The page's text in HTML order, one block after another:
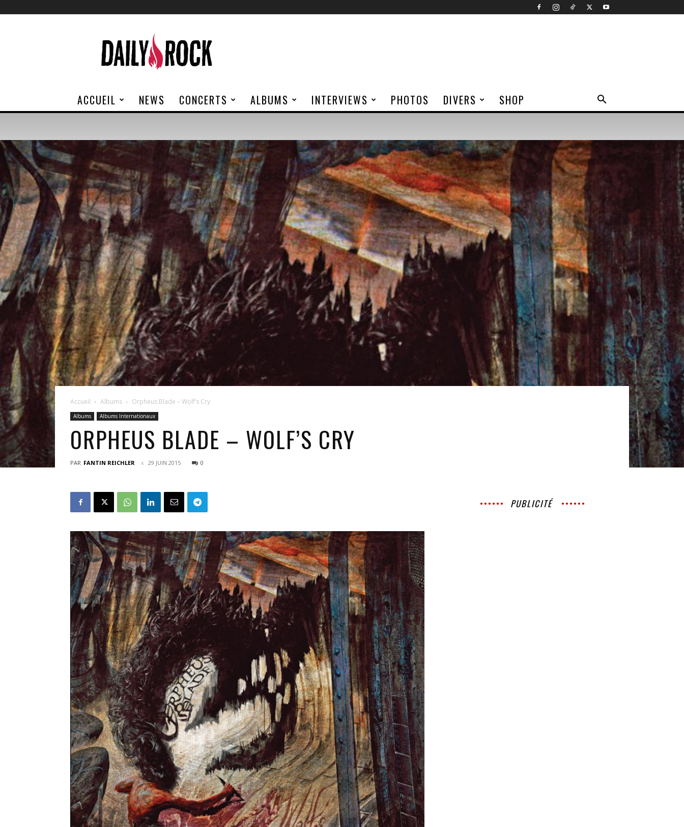
Rock
ACCUEIL NEWS CONCERTS ALBUMS INTERVIEWS PHOTOS DIVERS SHOP
Accueil Albums Orpheus Blade – Wolf’s Cry
Albums Albums Internationaux
ORPHEUS BLADE – WOLF’S CRY
PAR FANTIN REICHLER 29 JUIN 2015 0
PUBLICITÉ